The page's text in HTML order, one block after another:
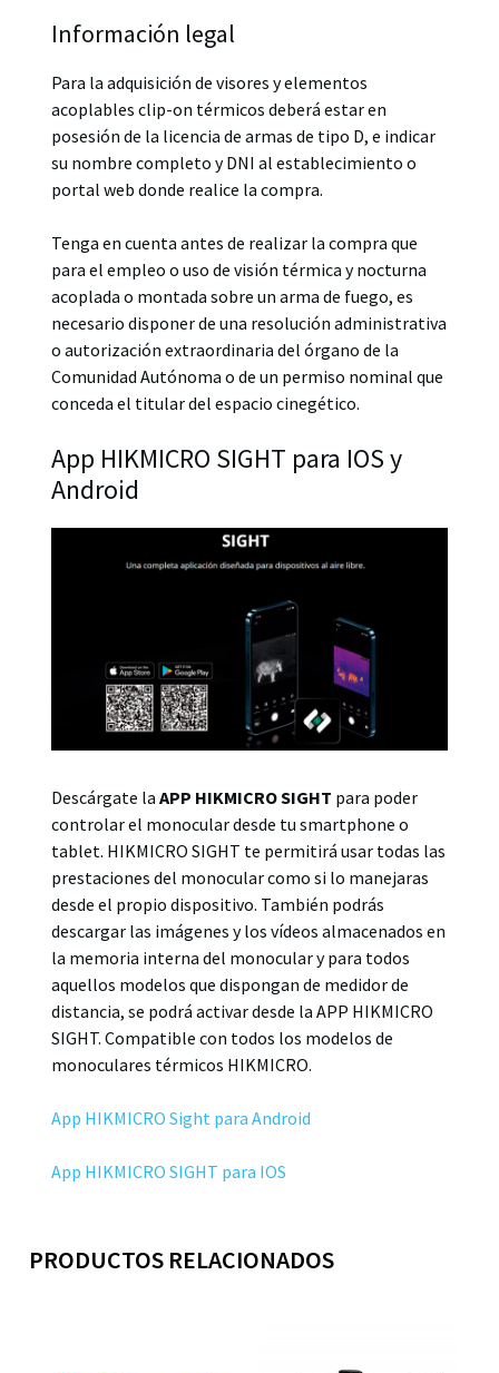
Información legal
Para la adquisición de visores y elementos
acoplables clip-on térmicos deberá estar en
posesión de la licencia de armas de tipo D, e indicar
su nombre completo y DNI al establecimiento o
portal web donde realice la compra.
Tenga en cuenta antes de realizar la compra que
para el empleo o uso de visión térmica y nocturna
acoplada o montada sobre un arma de fuego, es
necesario disponer de una resolución administrativa
o autorización extraordinaria del órgano de la
Comunidad Autónoma o de un permiso nominal que
conceda el titular del espacio cinegético.
App HIKMICRO SIGHT para IOS y
Android
Descárgate la APP HIKMICRO SIGHT para poder
controlar el monocular desde tu smartphone o
tablet. HIKMICRO SIGHT te permitirá usar todas las
prestaciones del monocular como si lo manejaras
desde el propio dispositivo. También podrás
descargar las imágenes y los vídeos almacenados en
la memoria interna del monocular y para todos
aquellos modelos que dispongan de medidor de
distancia, se podrá activar desde la APP HIKMICRO
SIGHT. Compatible con todos los modelos de
monoculares térmicos HIKMICRO.
App HIKMICRO Sight para Android
App HIKMICRO SIGHT para IOS
PRODUCTOS RELACIONADOS